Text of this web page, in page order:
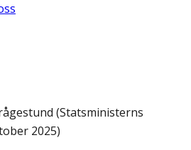
(Statsministerns
2025)